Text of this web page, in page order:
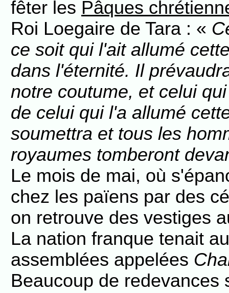
fêter les Pâques
Roi Loegaire de Tara : «
ce soit qui l'ait allumé
dans l'éternité. Il
notre coutume, et celui
de celui qui l'a allumé
soumettra et tous les
royaumes tomberont
Le mois de mai, où
chez les païens par des
on retrouve des vestiges
La nation franque tenait
assemblées appelées
Beaucoup de redevances